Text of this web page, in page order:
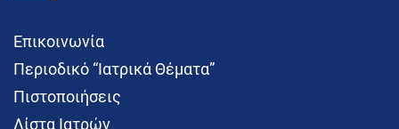
Επικοινωνία
Περιοδικό “Ιατρικά Θέματα”
Πιστοποιήσεις
Λίστα Ιατρών